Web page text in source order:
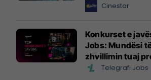
Cinestar
Konkurset e
Jobs: Mundësi
zhvillimin tuaj
Telegrafi Jobs